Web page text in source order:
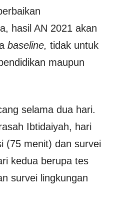
hasil AN 2021 akan
baseline, tidak untuk
maupun
selama dua hari.
Ibtidaiyah, hari
(75 menit) dan survei
kedua berupa tes
survei lingkungan